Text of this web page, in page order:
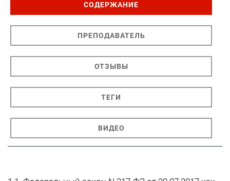
СОДЕРЖАНИЕ
ПРЕПОДАВАТЕЛЬ
ОТЗЫВЫ
ТЕГИ
ВИДЕО